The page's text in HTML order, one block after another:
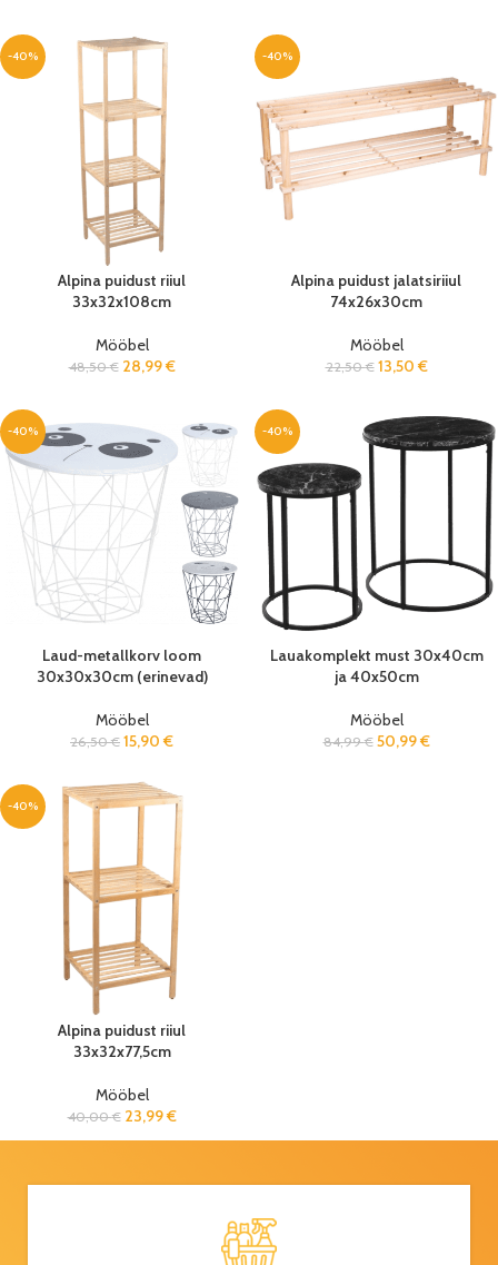
-40%
Alpina puidust riiul
33x32x108cm
Mööbel
48,50€ 28,99€
-40%
Alpina puidust jalatsiriiul
74x26x30cm
Mööbel
22,50€ 13,50 €
-40%
Laud-metallkorv loom
30x30x30cm (erinevad)
Mööbel
26,50€ 15,90 €
-40%
Lauakomplekt must 30x40cm
ja 40x50cm
Mööbel
84,99€ 50,99€
-40%
Alpina puidust riiul
33x32x77,5cm
Mööbel
40,00€ 23,99€